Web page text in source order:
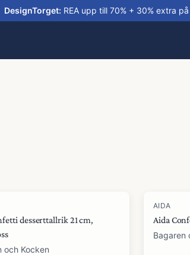
DesignTorget: REA upp till 70% + 30% extra
desserttallrik 21 cm,
och Kocken
AIDA
Aida
Bagaren